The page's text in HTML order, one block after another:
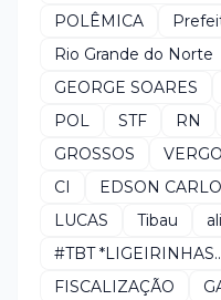
POLÊMICA
Rio Grande do Norte
GEORGE SOARES
POL
STF RN
GROSSOS
CI
EDSON
LUCAS
Tibau
#TBT
FISCALIZAÇÃO